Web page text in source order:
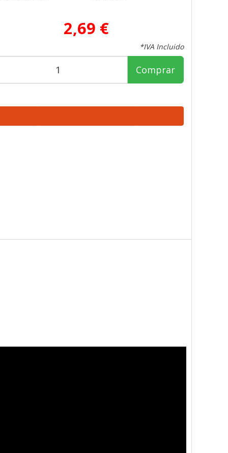
2,69 €
*IVA Incluido
Comprar